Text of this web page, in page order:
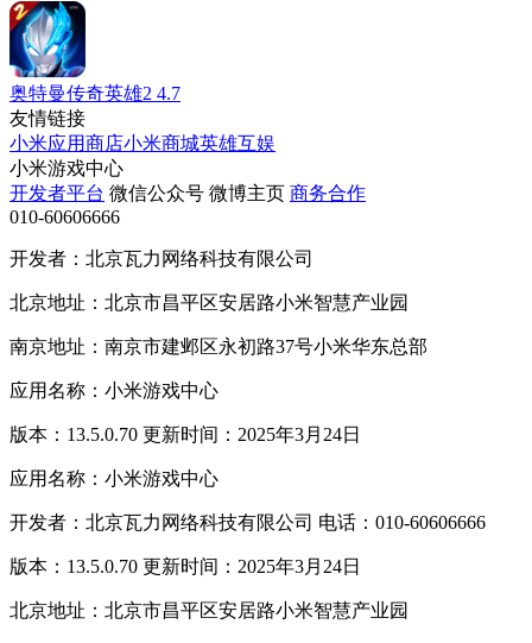
奥特曼传奇英雄2 4.7
友情链接
小米应用商店小米商城英雄互娱
小米游戏中心
开发者平台 微信公众号 微博主页 商务合作
010-60606666
开发者：北京瓦力网络科技有限公司
北京地址：北京市昌平区安居路小米智慧产业园
南京地址：南京市建邺区永初路37号小米华东总部
应用名称：小米游戏中心
版本：13.5.0.70 更新时间：2025年3月24日
应用名称：小米游戏中心
开发者：北京瓦力网络科技有限公司 电话：010-60606666
版本：13.5.0.70 更新时间：2025年3月24日
北京地址：北京市昌平区安居路小米智慧产业园